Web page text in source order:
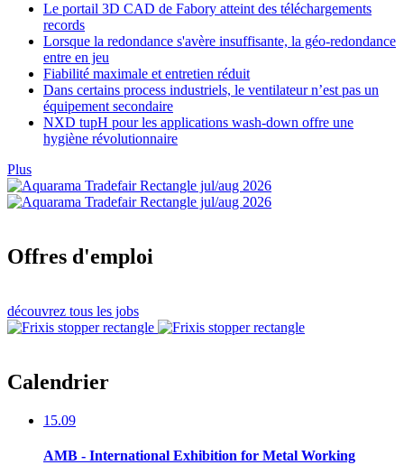
Le portail 3D CAD de Fabory atteint des téléchargements
records
Lorsque la redondance s'avère insuffisante, la géo-redondance
entre en jeu
Fiabilité maximale et entretien réduit
Dans certains process industriels, le ventilateur n’est pas un
équipement secondaire
NXD tupH pour les applications wash-down offre une
hygiène révolutionnaire
Plus
Offres d'emploi
découvrez tous les jobs
Calendrier
15.09
AMB - International Exhibition for Metal Working